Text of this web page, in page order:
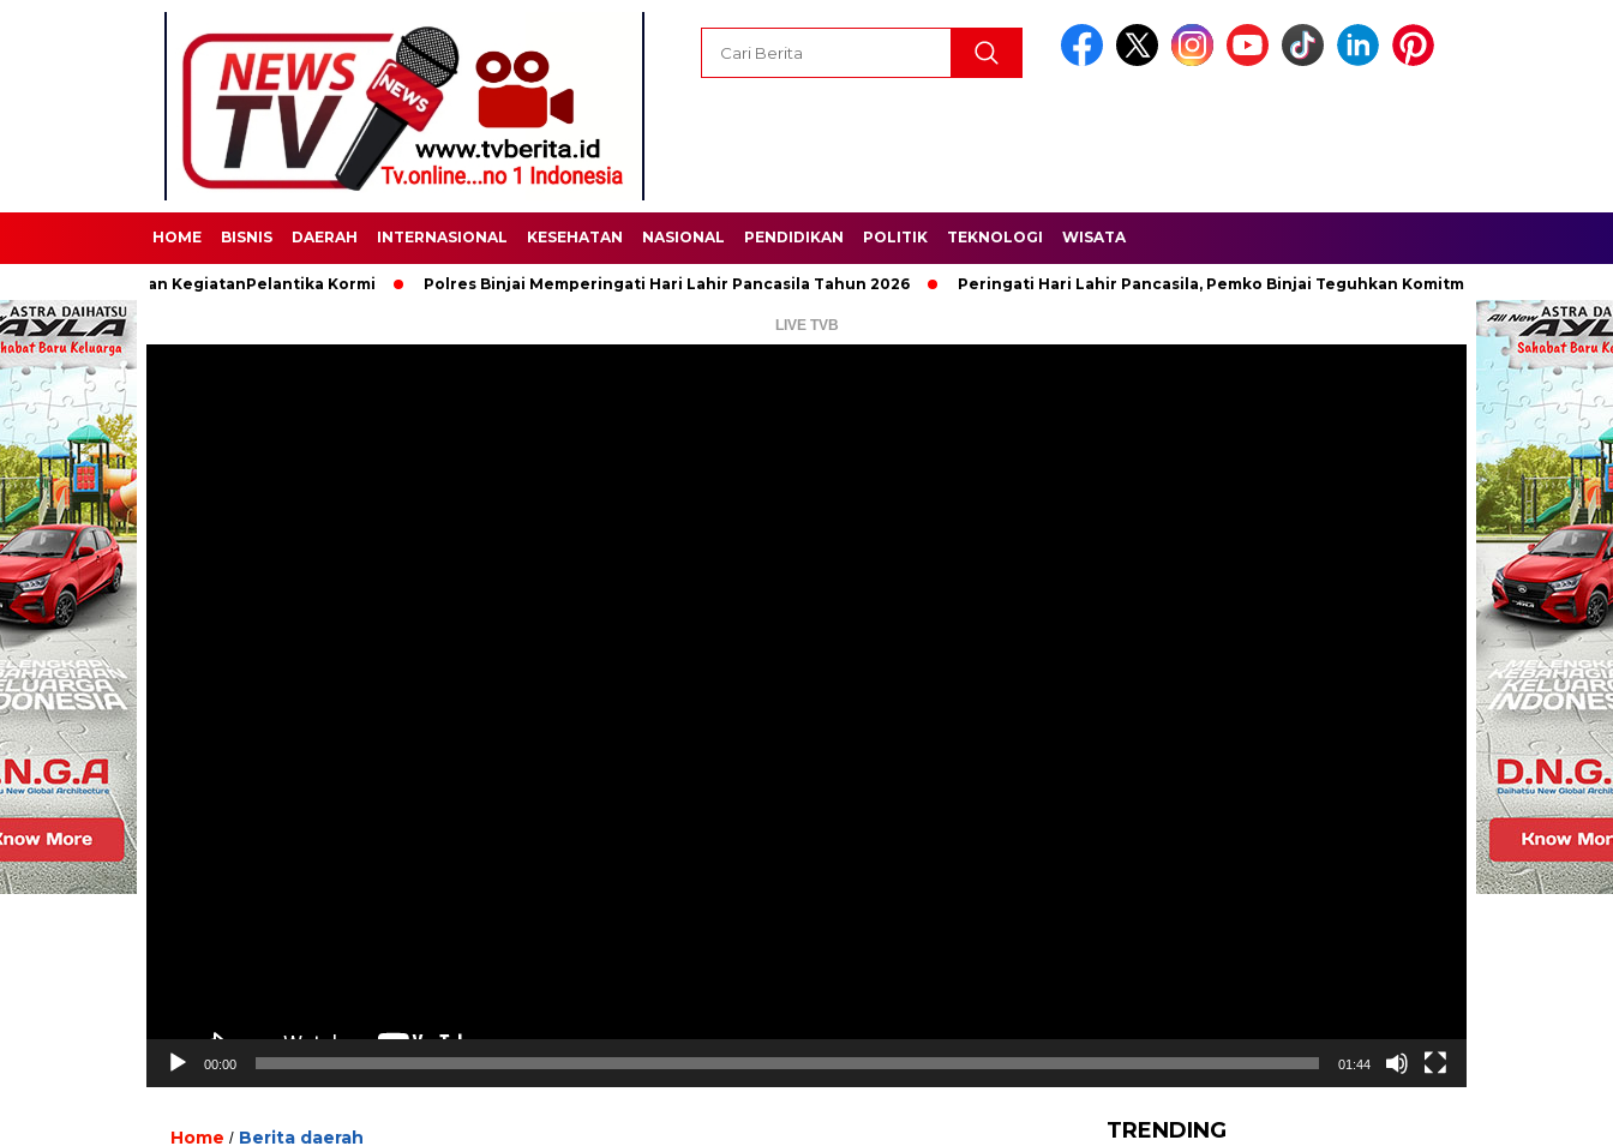
HOME BISNIS DAERAH INTERNASIONAL KESEHATAN NASIONAL PENDIDIKAN POLITIK TEKNOLOGI WISATA
KegiatanPelantika Kormi Polres Binjai Memperingati Hari Lahir Pancasila Tahun 2026 Peringati Hari Lahir Pancasila, Pemko Binjai Teguhkan Komitmen Kebangsaan.
LIVE TVB
00:00 01:44
Home / Berita daerah TRENDING